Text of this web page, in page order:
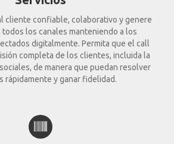
cliente confiable, colaborativo y genere
los canales manteniendo a los
digitalmente. Permita que el call
completa de los clientes, incluida la
de manera que puedan resolver
rápidamente y ganar fidelidad.